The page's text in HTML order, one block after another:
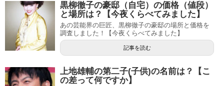
黒柳徹子の豪邸（自宅）の価格（値段）
と場所は？【今夜くらべてみました】
あの芸能界の巨匠、黒柳徹子の豪邸の場所と価格を
調査しました！【今夜くらべてみました】
記事を読む
上地雄輔の第二子(子供)の名前は？【こ
の差って何ですか】